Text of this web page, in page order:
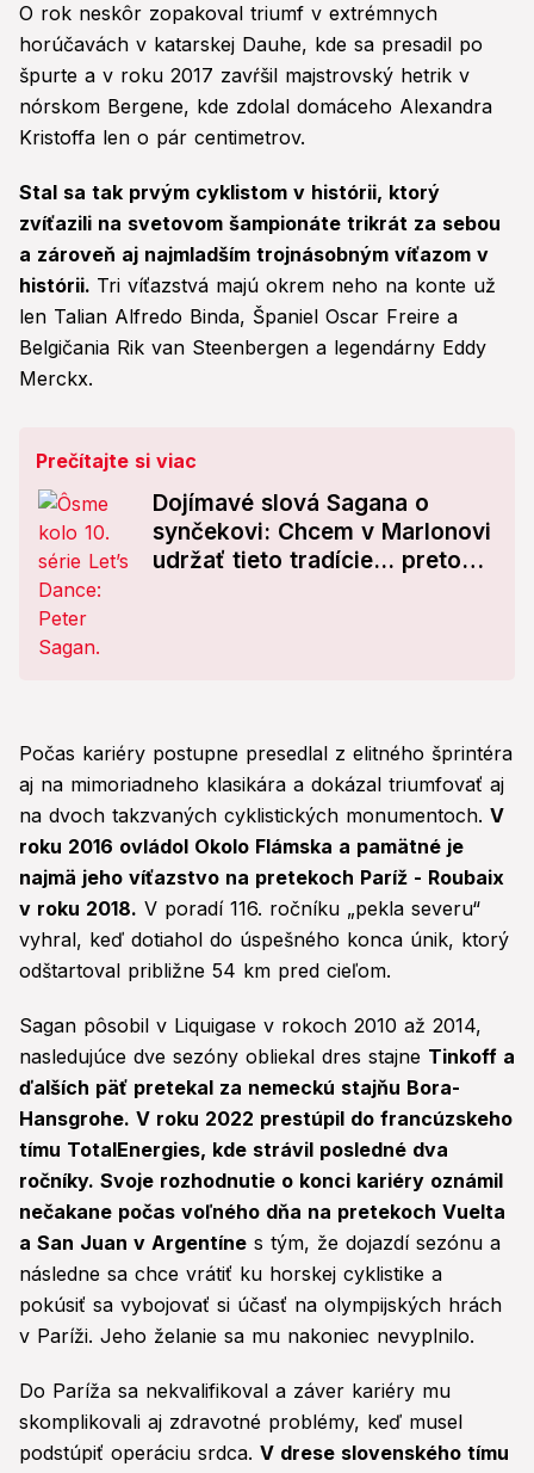
O rok neskôr zopakoval triumf v extrémnych
horúčavách v katarskej Dauhe, kde sa presadil po
špurte a v roku 2017 zavŕšil majstrovský hetrik v
nórskom Bergene, kde zdolal domáceho Alexandra
Kristoffa len o pár centimetrov.
Stal sa tak prvým cyklistom v histórii, ktorý
zvíťazili na svetovom šampionáte trikrát za sebou
a zároveň aj najmladším trojnásobným víťazom v
histórii. Tri víťazstvá majú okrem neho na konte už
len Talian Alfredo Binda, Španiel Oscar Freire a
Belgičania Rik van Steenbergen a legendárny Eddy
Merckx.
Prečítajte si viac
Dojímavé slová Sagana o
synčekovi: Chcem v Marlonovi
udržať tieto tradície... pretože
Počas kariéry postupne presedlal z elitného šprintéra
aj na mimoriadneho klasikára a dokázal triumfovať aj
na dvoch takzvaných cyklistických monumentoch. V
roku 2016 ovládol Okolo Flámska a pamätné je
najmä jeho víťazstvo na pretekoch Paríž - Roubaix
v roku 2018. V poradí 116. ročníku „pekla severu“
vyhral, keď dotiahol do úspešného konca únik, ktorý
odštartoval približne 54 km pred cieľom.
Sagan pôsobil v Liquigase v rokoch 2010 až 2014,
nasledujúce dve sezóny obliekal dres stajne Tinkoff a
ďalších päť pretekal za nemeckú stajňu Bora-
Hansgrohe. V roku 2022 prestúpil do francúzskeho
tímu TotalEnergies, kde strávil posledné dva
ročníky. Svoje rozhodnutie o konci kariéry oznámil
nečakane počas voľného dňa na pretekoch Vuelta
a San Juan v Argentíne s tým, že dojazdí sezónu a
následne sa chce vrátiť ku horskej cyklistike a
pokúsiť sa vybojovať si účasť na olympijských hrách
v Paríži. Jeho želanie sa mu nakoniec nevyplnilo.
Do Paríža sa nekvalifikoval a záver kariéry mu
skomplikovali aj zdravotné problémy, keď musel
podstúpiť operáciu srdca. V drese slovenského tímu